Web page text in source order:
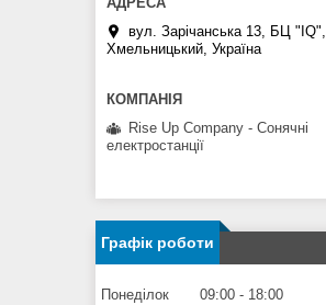
вул. Зарічанська 13, БЦ "IQ",
Хмельницький, Україна
Rise Up Company - Сонячні
електростанції
Графік роботи
Понеділок 09:00
18:00